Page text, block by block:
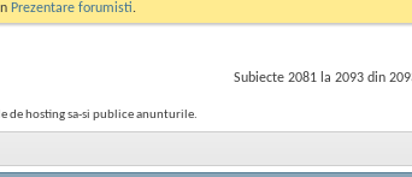
Prezentare forumisti.
Subiecte 2081 la 2093 din
de hosting sa-si publice anunturile.